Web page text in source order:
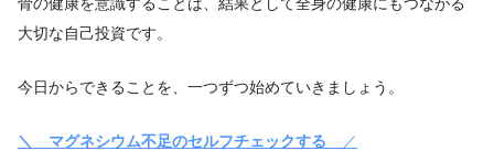
骨の健康を意識することは、結果として全身の健康にもつながる
大切な自己投資です。
今日からできることを、一つずつ始めていきましょう。
＼ マグネシウム不足のセルフチェックする ／